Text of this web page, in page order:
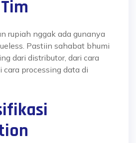
rupiah nggak ada gunanya
Pastiin sahabat bhumi
dari distributor, dari cara
processing data di